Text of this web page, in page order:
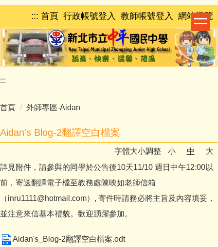
跳
主
要
內
容
區
::: 首頁 行政帳號登入 教師帳號登入 網站導覽
:::
首頁 外師專區-Aidan
Aidan's Blog-2翻譯空白檔案
字體大小調整 小 中
大
詳見附件，請參與的同學於公告後10天11/10 週日中午12:00以
前，寄送翻譯電子檔至教務處陳映如老師信箱
（inru1111@hotmail.com）, 寄件時請務必將主旨及內容填妥，
並注意來信基本禮貌。歡迎踴躍參加。
Aidan's_Blog-2翻譯空白檔案.odt